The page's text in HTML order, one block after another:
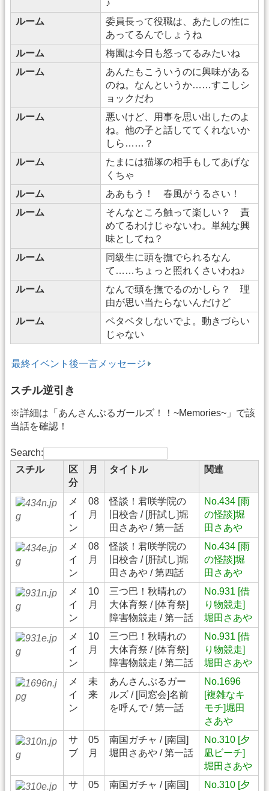
♪
ルーム
委員長って役職は、あたしの性に
あってるんでしょうね
ルーム
梅園は今日も怒ってるみたいね
ルーム
あんたもこういうのに興味がある
のね。なんというか……すこしシ
ョックだわ
ルーム
悪いけど、用事を思い出したのよ
ね。他の子と話しててくれないか
しら……？
ルーム
たまには猫塚の相手もしてあげな
くちゃ
ルーム
ああもう！ 春風がうるさい！
ルーム
そんなところ触って楽しい？ 責
めてるわけじゃないわ。単純な興
味としてね？
ルーム
同級生に頭を撫でられるなん
て……ちょっと照れくさいわね♪
ルーム
なんで頭を撫でるのかしら？ 理
由が思い当たらないんだけど
ルーム
ベタベタしないでよ。動きづらい
じゃない
最終イベント後一言メッセージ
スチル逆引き
※詳細は「あんさんぶるガールズ！！~Memories~」で該
当話を確認！
Search:
スチル
区
分
月 タイトル 関連
メ
イ
ン
08
月
怪談！君咲学院の
旧校舎 / [肝試し]堀
田さあや / 第一話
No.434 [雨
の怪談]堀
田さあや
メ
イ
ン
08
月
怪談！君咲学院の
旧校舎 / [肝試し]堀
田さあや / 第四話
No.434 [雨
の怪談]堀
田さあや
メ
イ
ン
10
月
三つ巴！秋晴れの
大体育祭 / [体育祭]
障害物競走 / 第一話
No.931 [借
り物競走]
堀田さあや
メ
イ
ン
10
月
三つ巴！秋晴れの
大体育祭 / [体育祭]
障害物競走 / 第二話
No.931 [借
り物競走]
堀田さあや
メ
イ
ン
未
来
あんさんぶるガー
ルズ / [同窓会]名前
を呼んで / 第一話
No.1696
[複雑なキ
モチ]堀田
さあや
サ
ブ
05
月
南国ガチャ / [南国]
堀田さあや / 第一話
No.310 [夕
凪ビーチ]
堀田さあや
サ
05
南国ガチャ / [南国]
No.310 [夕